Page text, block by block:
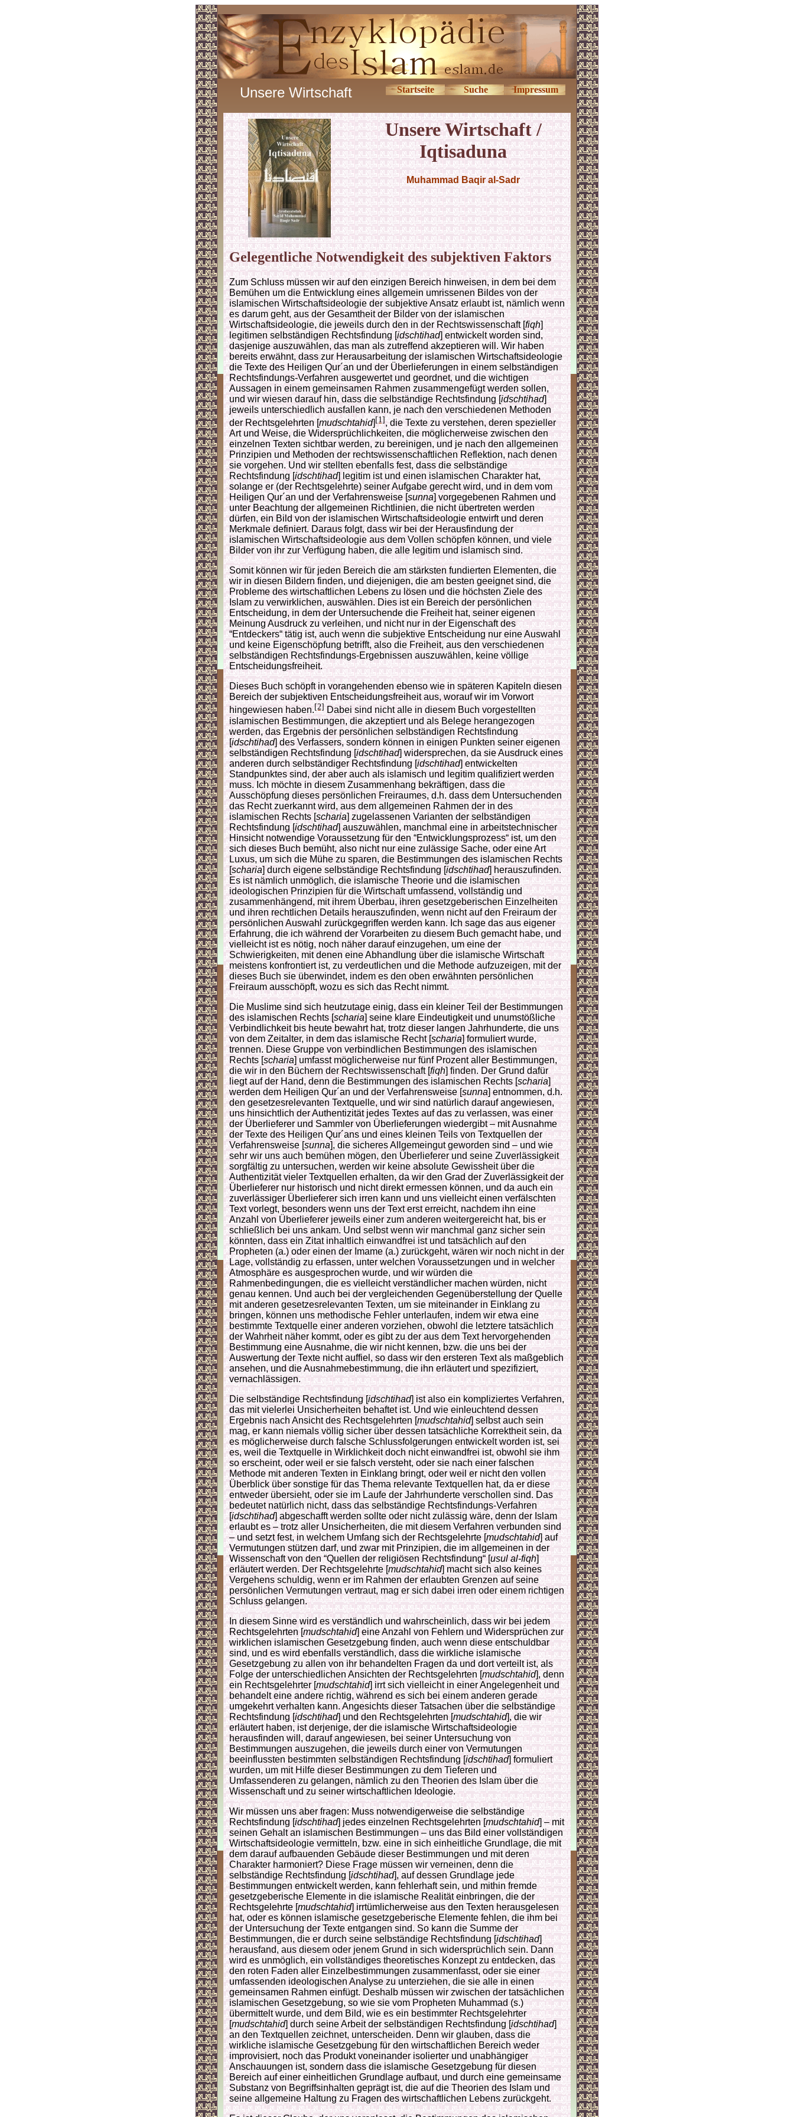
Unsere Wirtschaft Startseite Suche Impressum
Unsere Wirtschaft /
Iqtisaduna
Muhammad Baqir al-Sadr
Gelegentliche Notwendigkeit des subjektiven Faktors
Zum Schluss müssen wir auf den einzigen Bereich hinweisen, in dem bei dem
Bemühen um die Entwicklung eines allgemein umrissenen Bildes von der
islamischen Wirtschaftsideologie der subjektive Ansatz erlaubt ist, nämlich wenn
es darum geht, aus der Gesamtheit der Bilder von der islamischen
Wirtschaftsideologie, die jeweils durch den in der Rechtswissenschaft [fiqh]
legitimen selbständigen Rechtsfindung [idschtihad] entwickelt worden sind,
dasjenige auszuwählen, das man als zutreffend akzeptieren will. Wir haben
bereits erwähnt, dass zur Herausarbeitung der islamischen Wirtschaftsideologie
die Texte des Heiligen Qur´an und der Überlieferungen in einem selbständigen
Rechtsfindungs-Verfahren ausgewertet und geordnet, und die wichtigen
Aussagen in einem gemeinsamen Rahmen zusammengefügt werden sollen,
und wir wiesen darauf hin, dass die selbständige Rechtsfindung [idschtihad]
jeweils unterschiedlich ausfallen kann, je nach den verschiedenen Methoden
der Rechtsgelehrten [mudschtahid][1], die Texte zu verstehen, deren spezieller
Art und Weise, die Widersprüchlichkeiten, die möglicherweise zwischen den
einzelnen Texten sichtbar werden, zu bereinigen, und je nach den allgemeinen
Prinzipien und Methoden der rechtswissenschaftlichen Reflektion, nach denen
sie vorgehen. Und wir stellten ebenfalls fest, dass die selbständige
Rechtsfindung [idschtihad] legitim ist und einen islamischen Charakter hat,
solange er (der Rechtsgelehrte) seiner Aufgabe gerecht wird, und in dem vom
Heiligen Qur´an und der Verfahrensweise [sunna] vorgegebenen Rahmen und
unter Beachtung der allgemeinen Richtlinien, die nicht übertreten werden
dürfen, ein Bild von der islamischen Wirtschaftsideologie entwirft und deren
Merkmale definiert. Daraus folgt, dass wir bei der Herausfindung der
islamischen Wirtschaftsideologie aus dem Vollen schöpfen können, und viele
Bilder von ihr zur Verfügung haben, die alle legitim und islamisch sind.
Somit können wir für jeden Bereich die am stärksten fundierten Elementen, die
wir in diesen Bildern finden, und diejenigen, die am besten geeignet sind, die
Probleme des wirtschaftlichen Lebens zu lösen und die höchsten Ziele des
Islam zu verwirklichen, auswählen. Dies ist ein Bereich der persönlichen
Entscheidung, in dem der Untersuchende die Freiheit hat, seiner eigenen
Meinung Ausdruck zu verleihen, und nicht nur in der Eigenschaft des
“Entdeckers“ tätig ist, auch wenn die subjektive Entscheidung nur eine Auswahl
und keine Eigenschöpfung betrifft, also die Freiheit, aus den verschiedenen
selbständigen Rechtsfindungs-Ergebnissen auszuwählen, keine völlige
Entscheidungsfreiheit.
Dieses Buch schöpft in vorangehenden ebenso wie in späteren Kapiteln diesen
Bereich der subjektiven Entscheidungsfreiheit aus, worauf wir im Vorwort
hingewiesen haben.[2]Dabei sind nicht alle in diesem Buch vorgestellten
islamischen Bestimmungen, die akzeptiert und als Belege herangezogen
werden, das Ergebnis der persönlichen selbständigen Rechtsfindung
[idschtihad] des Verfassers, sondern können in einigen Punkten seiner eigenen
selbständigen Rechtsfindung [idschtihad] widersprechen, da sie Ausdruck eines
anderen durch selbständiger Rechtsfindung [idschtihad] entwickelten
Standpunktes sind, der aber auch als islamisch und legitim qualifiziert werden
muss. Ich möchte in diesem Zusammenhang bekräftigen, dass die
Ausschöpfung dieses persönlichen Freiraumes, d.h. dass dem Untersuchenden
das Recht zuerkannt wird, aus dem allgemeinen Rahmen der in des
islamischen Rechts [scharia] zugelassenen Varianten der selbständigen
Rechtsfindung [idschtihad] auszuwählen, manchmal eine in arbeitstechnischer
Hinsicht notwendige Voraussetzung für den “Entwicklungsprozess“ ist, um den
sich dieses Buch bemüht, also nicht nur eine zulässige Sache, oder eine Art
Luxus, um sich die Mühe zu sparen, die Bestimmungen des islamischen Rechts
[scharia] durch eigene selbständige Rechtsfindung [idschtihad] herauszufinden.
Es ist nämlich unmöglich, die islamische Theorie und die islamischen
ideologischen Prinzipien für die Wirtschaft umfassend, vollständig und
zusammenhängend, mit ihrem Überbau, ihren gesetzgeberischen Einzelheiten
und ihren rechtlichen Details herauszufinden, wenn nicht auf den Freiraum der
persönlichen Auswahl zurückgegriffen werden kann. Ich sage das aus eigener
Erfahrung, die ich während der Vorarbeiten zu diesem Buch gemacht habe, und
vielleicht ist es nötig, noch näher darauf einzugehen, um eine der
Schwierigkeiten, mit denen eine Abhandlung über die islamische Wirtschaft
meistens konfrontiert ist, zu verdeutlichen und die Methode aufzuzeigen, mit der
dieses Buch sie überwindet, indem es den oben erwähnten persönlichen
Freiraum ausschöpft, wozu es sich das Recht nimmt.
Die Muslime sind sich heutzutage einig, dass ein kleiner Teil der Bestimmungen
des islamischen Rechts [scharia] seine klare Eindeutigkeit und unumstößliche
Verbindlichkeit bis heute bewahrt hat, trotz dieser langen Jahrhunderte, die uns
von dem Zeitalter, in dem das islamische Recht [scharia] formuliert wurde,
trennen. Diese Gruppe von verbindlichen Bestimmungen des islamischen
Rechts [scharia] umfasst möglicherweise nur fünf Prozent aller Bestimmungen,
die wir in den Büchern der Rechtswissenschaft [fiqh] finden. Der Grund dafür
liegt auf der Hand, denn die Bestimmungen des islamischen Rechts [scharia]
werden dem Heiligen Qur´an und der Verfahrensweise [sunna] entnommen, d.h.
den gesetzesrelevanten Textquelle, und wir sind natürlich darauf angewiesen,
uns hinsichtlich der Authentizität jedes Textes auf das zu verlassen, was einer
der Überlieferer und Sammler von Überlieferungen wiedergibt – mit Ausnahme
der Texte des Heiligen Qur´ans und eines kleinen Teils von Textquellen der
Verfahrensweise [sunna], die sicheres Allgemeingut geworden sind – und wie
sehr wir uns auch bemühen mögen, den Überlieferer und seine Zuverlässigkeit
sorgfältig zu untersuchen, werden wir keine absolute Gewissheit über die
Authentizität vieler Textquellen erhalten, da wir den Grad der Zuverlässigkeit der
Überlieferer nur historisch und nicht direkt ermessen können, und da auch ein
zuverlässiger Überlieferer sich irren kann und uns vielleicht einen verfälschten
Text vorlegt, besonders wenn uns der Text erst erreicht, nachdem ihn eine
Anzahl von Überlieferer jeweils einer zum anderen weitergereicht hat, bis er
schließlich bei uns ankam. Und selbst wenn wir manchmal ganz sicher sein
könnten, dass ein Zitat inhaltlich einwandfrei ist und tatsächlich auf den
Propheten (a.) oder einen der Imame (a.) zurückgeht, wären wir noch nicht in der
Lage, vollständig zu erfassen, unter welchen Voraussetzungen und in welcher
Atmosphäre es ausgesprochen wurde, und wir würden die
Rahmenbedingungen, die es vielleicht verständlicher machen würden, nicht
genau kennen. Und auch bei der vergleichenden Gegenüberstellung der Quelle
mit anderen gesetzesrelevanten Texten, um sie miteinander in Einklang zu
bringen, können uns methodische Fehler unterlaufen, indem wir etwa eine
bestimmte Textquelle einer anderen vorziehen, obwohl die letztere tatsächlich
der Wahrheit näher kommt, oder es gibt zu der aus dem Text hervorgehenden
Bestimmung eine Ausnahme, die wir nicht kennen, bzw. die uns bei der
Auswertung der Texte nicht auffiel, so dass wir den ersteren Text als maßgeblich
ansehen, und die Ausnahmebestimmung, die ihn erläutert und spezifiziert,
vernachlässigen.
Die selbständige Rechtsfindung [idschtihad] ist also ein kompliziertes Verfahren,
das mit vielerlei Unsicherheiten behaftet ist. Und wie einleuchtend dessen
Ergebnis nach Ansicht des Rechtsgelehrten [mudschtahid] selbst auch sein
mag, er kann niemals völlig sicher über dessen tatsächliche Korrektheit sein, da
es möglicherweise durch falsche Schlussfolgerungen entwickelt worden ist, sei
es, weil die Textquelle in Wirklichkeit doch nicht einwandfrei ist, obwohl sie ihm
so erscheint, oder weil er sie falsch versteht, oder sie nach einer falschen
Methode mit anderen Texten in Einklang bringt, oder weil er nicht den vollen
Überblick über sonstige für das Thema relevante Textquellen hat, da er diese
entweder übersieht, oder sie im Laufe der Jahrhunderte verschollen sind. Das
bedeutet natürlich nicht, dass das selbständige Rechtsfindungs-Verfahren
[idschtihad] abgeschafft werden sollte oder nicht zulässig wäre, denn der Islam
erlaubt es – trotz aller Unsicherheiten, die mit diesem Verfahren verbunden sind
– und setzt fest, in welchem Umfang sich der Rechtsgelehrte [mudschtahid] auf
Vermutungen stützen darf, und zwar mit Prinzipien, die im allgemeinen in der
Wissenschaft von den “Quellen der religiösen Rechtsfindung“ [usul al-fiqh]
erläutert werden. Der Rechtsgelehrte [mudschtahid] macht sich also keines
Vergehens schuldig, wenn er im Rahmen der erlaubten Grenzen auf seine
persönlichen Vermutungen vertraut, mag er sich dabei irren oder einem richtigen
Schluss gelangen.
In diesem Sinne wird es verständlich und wahrscheinlich, dass wir bei jedem
Rechtsgelehrten [mudschtahid] eine Anzahl von Fehlern und Widersprüchen zur
wirklichen islamischen Gesetzgebung finden, auch wenn diese entschuldbar
sind, und es wird ebenfalls verständlich, dass die wirkliche islamische
Gesetzgebung zu allen von ihr behandelten Fragen da und dort verteilt ist, als
Folge der unterschiedlichen Ansichten der Rechtsgelehrten [mudschtahid], denn
ein Rechtsgelehrter [mudschtahid] irrt sich vielleicht in einer Angelegenheit und
behandelt eine andere richtig, während es sich bei einem anderen gerade
umgekehrt verhalten kann. Angesichts dieser Tatsachen über die selbständige
Rechtsfindung [idschtihad] und den Rechtsgelehrten [mudschtahid], die wir
erläutert haben, ist derjenige, der die islamische Wirtschaftsideologie
herausfinden will, darauf angewiesen, bei seiner Untersuchung von
Bestimmungen auszugehen, die jeweils durch einer von Vermutungen
beeinflussten bestimmten selbständigen Rechtsfindung [idschtihad] formuliert
wurden, um mit Hilfe dieser Bestimmungen zu dem Tieferen und
Umfassenderen zu gelangen, nämlich zu den Theorien des Islam über die
Wissenschaft und zu seiner wirtschaftlichen Ideologie.
Wir müssen uns aber fragen: Muss notwendigerweise die selbständige
Rechtsfindung [idschtihad] jedes einzelnen Rechtsgelehrten [mudschtahid] – mit
seinen Gehalt an islamischen Bestimmungen – uns das Bild einer vollständigen
Wirtschaftsideologie vermitteln, bzw. eine in sich einheitliche Grundlage, die mit
dem darauf aufbauenden Gebäude dieser Bestimmungen und mit deren
Charakter harmoniert? Diese Frage müssen wir verneinen, denn die
selbständige Rechtsfindung [idschtihad], auf dessen Grundlage jede
Bestimmungen entwickelt werden, kann fehlerhaft sein, und mithin fremde
gesetzgeberische Elemente in die islamische Realität einbringen, die der
Rechtsgelehrte [mudschtahid] irrtümlicherweise aus den Texten herausgelesen
hat, oder es können islamische gesetzgeberische Elemente fehlen, die ihm bei
der Untersuchung der Texte entgangen sind. So kann die Summe der
Bestimmungen, die er durch seine selbständige Rechtsfindung [idschtihad]
herausfand, aus diesem oder jenem Grund in sich widersprüchlich sein. Dann
wird es unmöglich, ein vollständiges theoretisches Konzept zu entdecken, das
den roten Faden aller Einzelbestimmungen zusammenfasst, oder sie einer
umfassenden ideologischen Analyse zu unterziehen, die sie alle in einen
gemeinsamen Rahmen einfügt. Deshalb müssen wir zwischen der tatsächlichen
islamischen Gesetzgebung, so wie sie vom Propheten Muhammad (s.)
übermittelt wurde, und dem Bild, wie es ein bestimmter Rechtsgelehrter
[mudschtahid] durch seine Arbeit der selbständigen Rechtsfindung [idschtihad]
an den Textquellen zeichnet, unterscheiden. Denn wir glauben, dass die
wirkliche islamische Gesetzgebung für den wirtschaftlichen Bereich weder
improvisiert, noch das Produkt voneinander isolierter und unabhängiger
Anschauungen ist, sondern dass die islamische Gesetzgebung für diesen
Bereich auf einer einheitlichen Grundlage aufbaut, und durch eine gemeinsame
Substanz von Begriffsinhalten geprägt ist, die auf die Theorien des Islam und
seine allgemeine Haltung zu Fragen des wirtschaftlichen Lebens zurückgeht.